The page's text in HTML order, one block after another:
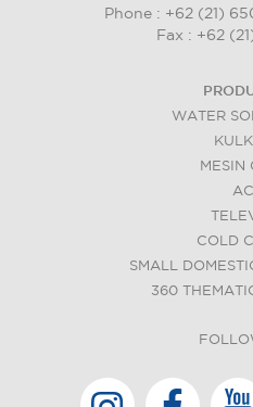
Phone : +62 (21)
Fax : +62
WATER
MESIN
AC
COLD
SMALL
360